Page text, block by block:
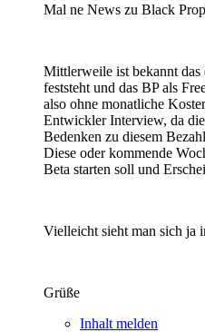
Mal ne News zu Black
Mittlerweile ist bekannt
feststeht und das BP als
also ohne monatliche
Entwickler Interview, da
Bedenken zu diesem
Diese oder kommende
Beta starten soll und
Vielleicht sieht man sich ja
Grüße
Inhalt melden